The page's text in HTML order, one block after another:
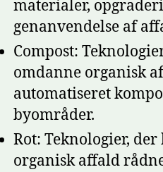
materialer,
genanvendelse af
Compost:
omdanne organisk
automatiseret
byområder.
Rot: Teknologier,
organisk affald